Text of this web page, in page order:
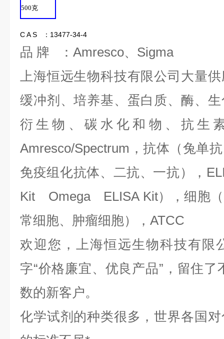
500克
C A S ：13477-34-4
品 牌 ：Amresco、Sigma
上海恒远生物科技有限公司大量
缓冲剂、培养基、蛋白质、酶、
衍生物、碳水化和物、抗生
Amresco/Spectrum，抗体（兔单
免疫组化抗体、二抗、一抗），
Kit Omega ELISA Kit），细胞（
常细胞、肿瘤细胞），ATCC
欢迎您，上海恒远生物科技有限
字“价格廉宜、优良产品”，留住
数的新客户。
化学试剂的种类很多，世界各国